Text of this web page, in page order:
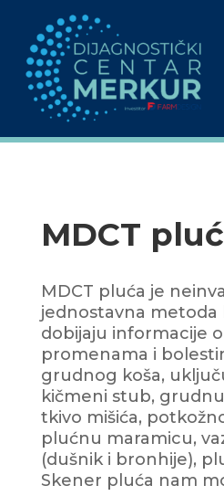
MDCT
MDCT pluća je
jednostavna metoda
dobijaju informacije
promenama i
grudnog koša,
kičmeni stub,
tkivo mišića,
plućnu maramicu,
(dušnik i bronhije),
Skener pluća nam